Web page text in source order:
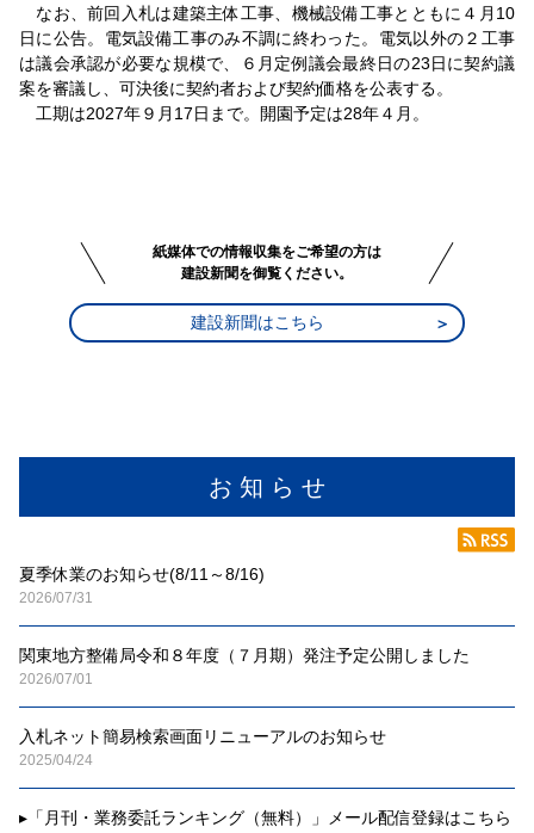
お 知 ら せ
夏季休業のお知らせ(8/11～8/16)
2026/07/31
関東地方整備局令和８年度（７月期）発注予定公開しました
2026/07/01
入札ネット簡易検索画面リニューアルのお知らせ
2025/04/24
▸ 「月刊・業務委託ランキング（無料）」メール配信登録はこちら
なお、前回入札は建築主体工事、機械設備工事とともに４月10
日に公告。電気設備工事のみ不調に終わった。電気以外の２工事
は議会承認が必要な規模で、６月定例議会最終日の23日に契約議
案を審議し、可決後に契約者および契約価格を公表する。
工期は2027年９月17日まで。開園予定は28年４月。
紙媒体での情報収集をご希望の方は
建設新聞を御覧ください。
建設新聞はこちら